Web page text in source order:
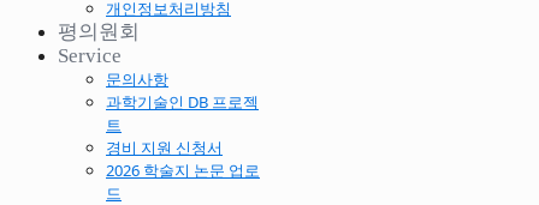
개인정보처리방침
평의원회
Service
문의사항
과학기술인 DB 프로젝
트
경비 지원 신청서
2026 학술지 논문 업로
드